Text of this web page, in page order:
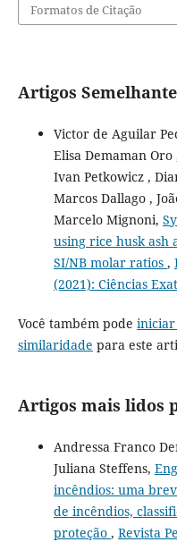
Formatos de Citação
Artigos
Victor de Aguilar
Elisa Demaman
Ivan Petkowicz ,
Marcos Dallago ,
Marcelo Mignoni,
using rice husk ash
SI/NB molar ratios ,
(2021): Ciências
Você também pode iniciar
similaridade para este
Artigos mais lidos
Andressa Franco
Juliana Steffens,
incêndios: uma
de incêndios,
proteção , Revista